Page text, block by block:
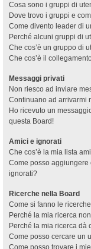
Cosa sono i gruppi di
Dove trovo i gruppi e
Come divento leader di
Perché alcuni gruppi di
Che cos’è un gruppo di
Che cos’è il
Messaggi privati
Non riesco ad inviare
Continuano ad arrivarmi
Ho ricevuto un
questa Board!
Amici e ignorati
Che cos’è la mia lista
Come posso
ignorati?
Ricerche nella Board
Come si fanno le
Perché la mia ricerca
Perché la mia ricerca dà
Come posso cercare un
Come posso trovare i